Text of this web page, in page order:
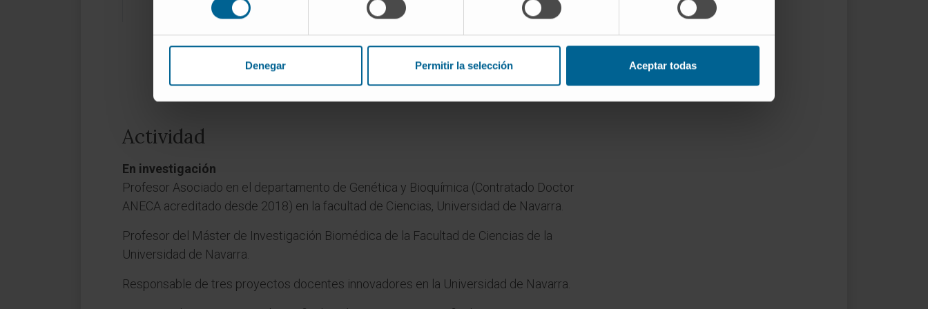
Denegar Permitir la selección Aceptar todas
Actividad
En investigación
Profesor Asociado en el departamento de Genética y Bioquímica (Contratado Doctor
ANECA acreditado desde 2018) en la facultad de Ciencias, Universidad de Navarra.
Profesor del Máster de Investigación Biomédica de la Facultad de Ciencias de la
Universidad de Navarra.
Responsable de tres proyectos docentes innovadores en la Universidad de Navarra.